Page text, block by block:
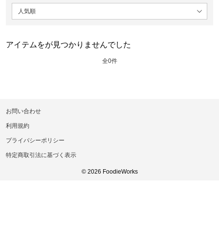
アイテムをが見つかりませんでした
全0件
お問い合わせ
利用規約
プライバシーポリシー
特定商取引法に基づく表示
© 2026 FoodieWorks